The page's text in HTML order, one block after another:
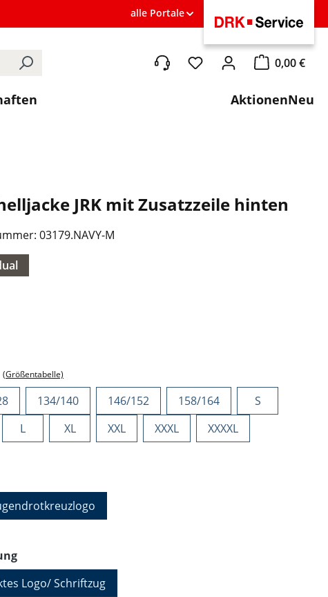
alle Portale
Du hast 0 Produkte auf
0,00 €
Warenkorb
AktionenNeu
JRK mit Zusatzzeile hinten
03179.NAVY-M
(Größentabelle)
134/140 146/152 158/164
S
L XL XXL XXXL XXXXL
auswählen
Logo/ Schriftzug